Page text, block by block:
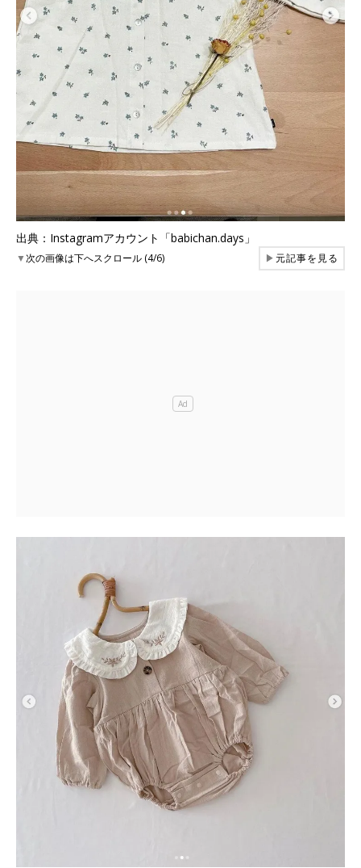
出典：Instagramアカウント「babichan.days」
▼次の画像は下へスクロール (4/6) ▶元記事を見る